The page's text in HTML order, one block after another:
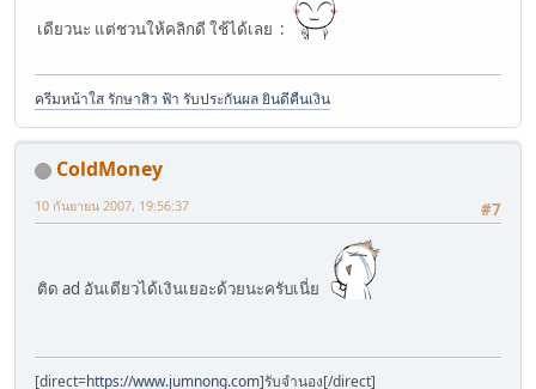
เดียวนะ แต่ชวนให้คลิกดี ใช้ได้เลย :
ครีมหน้าใส รักษาสิว ฟ้า รับประกันผล ยินดีคืนเงิน
ColdMoney
#7
10 กันยายน 2007, 19:56:37
ติด ad อันเดียวได้เงินเยอะด้วยนะครับเนี่ย
[direct=https://www.jumnong.com]รับจำนอง[/direct]